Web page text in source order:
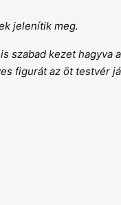
jelenítik meg.
szabad kezet hagyva
figurát az öt testvér